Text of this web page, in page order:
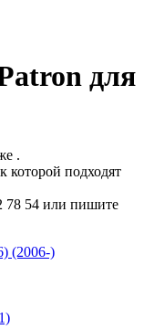
для
.
которой подходят
78 54 или пишите
(2006-)